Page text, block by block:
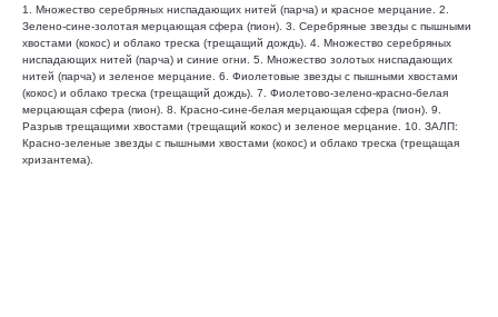
1. Множество серебряных ниспадающих нитей (парча) и красное мерцание. 2.
Зелено-сине-золотая мерцающая сфера (пион). 3. Серебряные звезды с пышными
хвостами (кокос) и облако треска (трещащий дождь). 4. Множество серебряных
ниспадающих нитей (парча) и синие огни. 5. Множество золотых ниспадающих
нитей (парча) и зеленое мерцание. 6. Фиолетовые звезды с пышными хвостами
(кокос) и облако треска (трещащий дождь). 7. Фиолетово-зелено-красно-белая
мерцающая сфера (пион). 8. Красно-сине-белая мерцающая сфера (пион). 9.
Разрыв трещащими хвостами (трещащий кокос) и зеленое мерцание. 10. ЗАЛП:
Красно-зеленые звезды с пышными хвостами (кокос) и облако треска (трещащая
хризантема).